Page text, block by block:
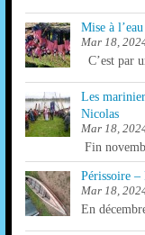
Mise à
Mar 18,
C’est par
Les
Nicolas
Mar 18,
Fin
Périssoire –
Mar 18,
En